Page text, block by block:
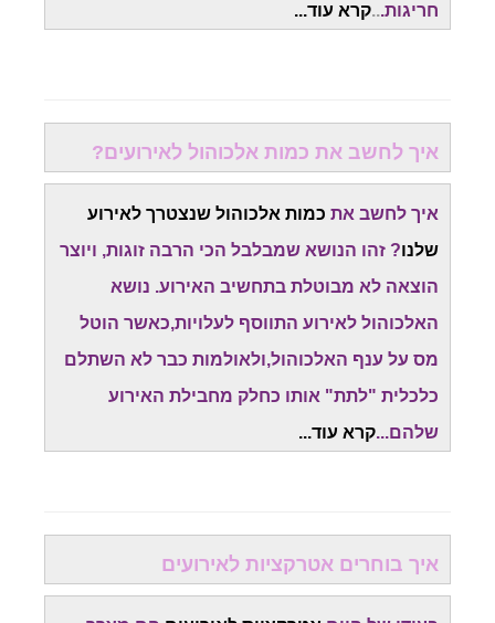
חריגות...קרא עוד...
איך לחשב את כמות אלכוהול לאירועים?
איך לחשב את כמות אלכוהול שנצטרך לאירוע
שלנו? זהו הנושא שמבלבל הכי הרבה זוגות, ויוצר
הוצאה לא מבוטלת בתחשיב האירוע. נושא
האלכוהול לאירוע התווסף לעלויות,כאשר הוטל
מס על ענף האלכוהול,ולאולמות כבר לא השתלם
כלכלית "לתת" אותו כחלק מחבילת האירוע
שלהם...קרא עוד...
איך בוחרים אטרקציות לאירועים